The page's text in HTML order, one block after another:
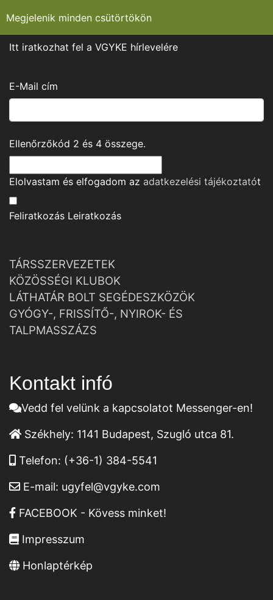
Megjelenik minden csütörtökön
Itt iratkozhat fel a VGYKE hírlevelére
E-Mail cím
Ellenőrzőkód 2 és 4 összege.
Elolvastam és elfogadom az adatkezelési tájékoztatót
Feliratkozás Leiratkozás
TÁRSSZERVEZETEK
KÖZÖSSÉGI KLUBOK
LÁTHATÁR BOLT SEGÉDESZKÖZÖK
GYÓGY-, FRISSÍTŐ-, NYIROK- ÉS
TALPMASSZÁZS
Kontakt infó
Vedd fel velünk a kapcsolatot Messenger-en!
Székhely: 1141 Budapest, Szugló utca 81.
Telefon: (+36-1) 384-5541
E-mail: ugyfel@vgyke.com
FACEBOOK - Kövess minket!
Impresszum
Honlaptérkép